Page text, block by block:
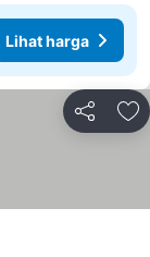
Lihat harga
Bagikan